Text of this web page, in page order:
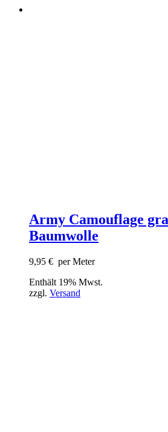
Army Camouflage
Baumwolle
9,95 € per Meter
Enthält 19% Mwst.
zzgl. Versand